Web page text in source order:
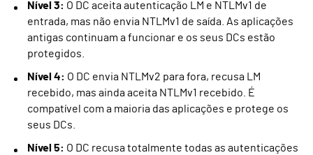
Nível 3: O DC aceita autenticação LM e NTLMv1 de
entrada, mas não envia NTLMv1 de saída. As aplicações
antigas continuam a funcionar e os seus DCs estão
protegidos.
Nível 4: O DC envia NTLMv2 para fora, recusa LM
recebido, mas ainda aceita NTLMv1 recebido. É
compatível com a maioria das aplicações e protege os
seus DCs.
Nível 5: O DC recusa totalmente todas as autenticações